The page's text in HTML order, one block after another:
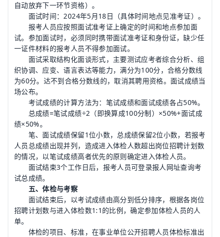
自动放弃下一环节资格）。
面试时间：2024年5月18日（具体时间地点见准考证）。
报考人员应按照面试准考证上确定的时间和地点参加面
试。参加面试时，必须同时携带面试准考证和身份证，缺少任
一证件材料的报考人员不得参加面试。
面试采取结构化面谈形式，主要测试应考者综合分析、组
织协调、应变、语言表达等能力，满分为100分，合格分数线
为60分。达不到合格分数线的，取消其聘用资格。面试成绩当
场公布。
考试成绩的计算方法为：笔试成绩和面试成绩各占50%。
总成绩=笔试成绩÷2（即换算成100分制）×50%+面试成
绩×50%。
笔、面试成绩保留1位小数，总成绩保留2位小数，若报考
人员总成绩出现并列，造成进入体检人数超出岗位招聘计划数
的情况，以笔试成绩高者优先的原则确定进入体检人员。
面试结束3个工作日后，报考人员可登录报人网址查询考
试总成绩。
五、体检与考察
面试结束后，以考试成绩由高分到低分排序，根据各岗位
招聘计划数与进入体检数1:1的比例，确定参加体检人员的人
单。
体检的项目、标准，在事业单位公开招聘人员体检标准出